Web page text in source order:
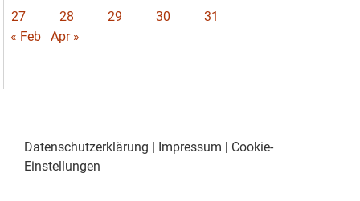
27
28 29 30
31
« Feb
Apr »
Datenschutzerklärung Impressum
Cookie-
Einstellungen